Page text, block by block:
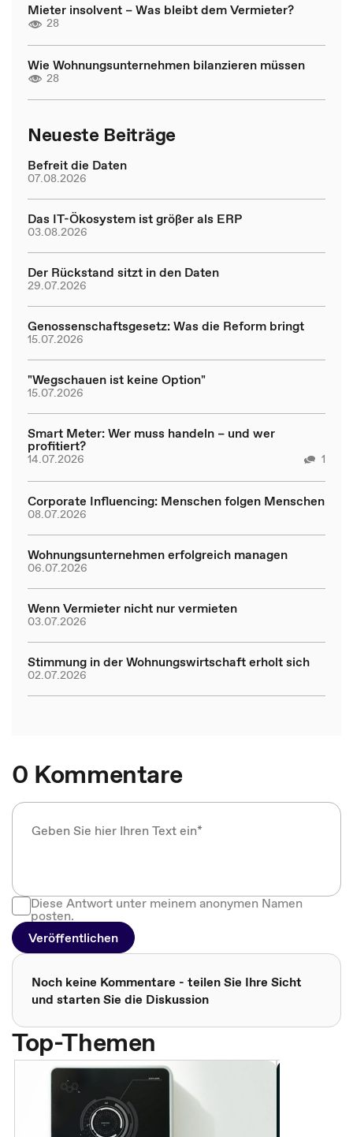
Mieter insolvent – Was bleibt dem Vermieter?
28
Wie Wohnungsunternehmen bilanzieren müssen
28
Neueste Beiträge
Befreit die Daten
07.08.2026
Das IT-Ökosystem ist größer als ERP
03.08.2026
Der Rückstand sitzt in den Daten
29.07.2026
Genossenschaftsgesetz: Was die Reform bringt
15.07.2026
"Wegschauen ist keine Option"
15.07.2026
Smart Meter: Wer muss handeln – und wer
profitiert?
14.07.2026 1
Corporate Influencing: Menschen folgen Menschen
08.07.2026
Wohnungsunternehmen erfolgreich managen
06.07.2026
Wenn Vermieter nicht nur vermieten
03.07.2026
Stimmung in der Wohnungswirtschaft erholt sich
02.07.2026
0 Kommentare
Diese Antwort unter meinem anonymen Namen
posten.
Veröffentlichen
Noch keine Kommentare - teilen Sie Ihre Sicht
und starten Sie die Diskussion
Top-Themen